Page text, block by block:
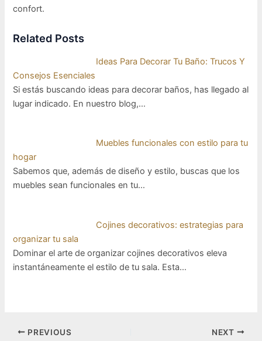
confort.
Related Posts
Ideas Para Decorar Tu Baño: Trucos Y
Consejos Esenciales
Si estás buscando ideas para decorar baños, has llegado al
lugar indicado. En nuestro blog,…
Muebles funcionales con estilo para tu
hogar
Sabemos que, además de diseño y estilo, buscas que los
muebles sean funcionales en tu…
Cojines decorativos: estrategias para
organizar tu sala
Dominar el arte de organizar cojines decorativos eleva
instantáneamente el estilo de tu sala. Esta…
Post
PREVIOUS NEXT